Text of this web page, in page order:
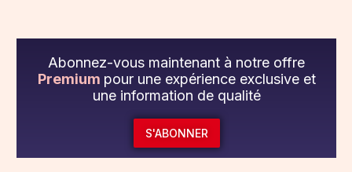
Abonnez-vous maintenant à notre offre
Premium pour une expérience exclusive et
une information de qualité
S'ABONNER